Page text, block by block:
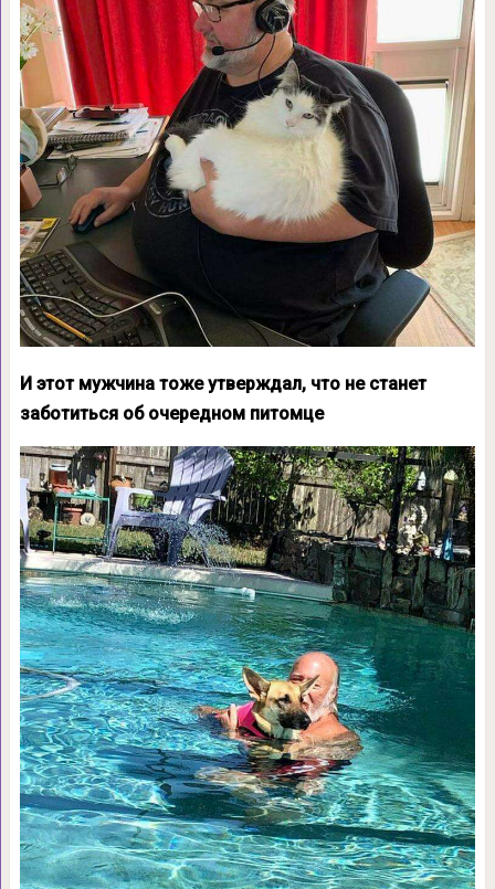
И этот мужчина тоже утверждал, что не станет
заботиться об очередном питомце